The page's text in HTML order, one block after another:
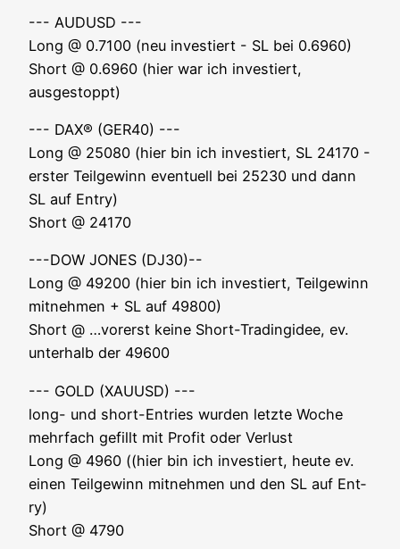
--- AUDUSD ---
Long @ 0.7100 (neu inves­tiert - SL bei 0.6960)
Short @ 0.6960 (hier war ich inves­tiert,
ausgestoppt)
--- DAX® (GER40) ---
Long @ 25080 (hier bin ich inves­tiert, SL 24170 -
ers­ter Teil­ge­winn even­tu­ell bei 25230 und dann
SL auf Ent­ry)
Short @ 24170
---DOW JONES (DJ30)--
Long @ 49200 (hier bin ich inves­tiert, Teil­ge­winn
mit­neh­men + SL auf 49800)
Short @ …vor­erst kei­ne Short-Tra­ding­idee, ev.
unter­halb der 49600
--- GOLD (XAUUSD) ---
long- und short-Ent­ries wur­den letz­te Woche
mehr­fach gefillt mit Pro­fit oder Ver­lust
Long @ 4960 ((hier bin ich inves­tiert, heu­te ev.
einen Teil­ge­winn mit­neh­men und den SL auf Ent­
ry)
Short @ 4790